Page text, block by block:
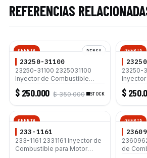
REFERENCIAS
OFERTA DENSO
23250-31100
23250-31100 2325031100
Inyector de Combustible
Denso para Toyota Prado
LC150 GRJ150 4Runner FJ
$ 250.000 $ 350.000 STOCK
OFERTA
23250-
Denso
$
OFERTA
233-1161
233-1161 2331161 Inyector de
Combustible para Motor
OFERTA
de